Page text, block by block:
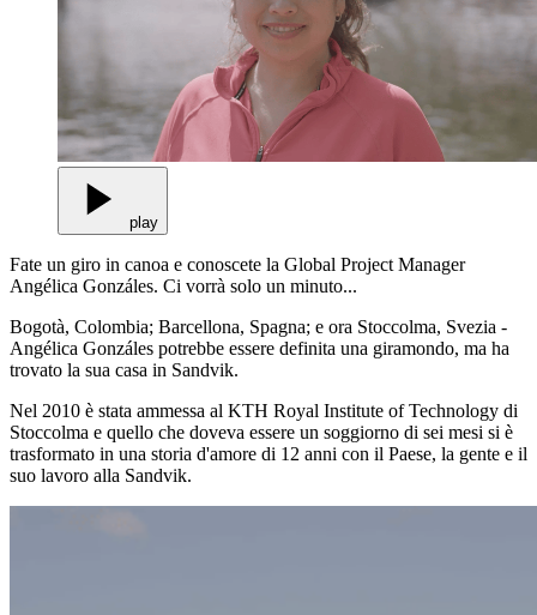
play
Fate un giro in canoa e conoscete la Global Project Manager
Angélica Gonzáles. Ci vorrà solo un minuto...
Bogotà, Colombia; Barcellona, Spagna; e ora Stoccolma, Svezia -
Angélica Gonzáles potrebbe essere definita una giramondo, ma ha
trovato la sua casa in Sandvik.
Nel 2010 è stata ammessa al KTH Royal Institute of Technology di
Stoccolma e quello che doveva essere un soggiorno di sei mesi si è
trasformato in una storia d'amore di 12 anni con il Paese, la gente e il
suo lavoro alla Sandvik.